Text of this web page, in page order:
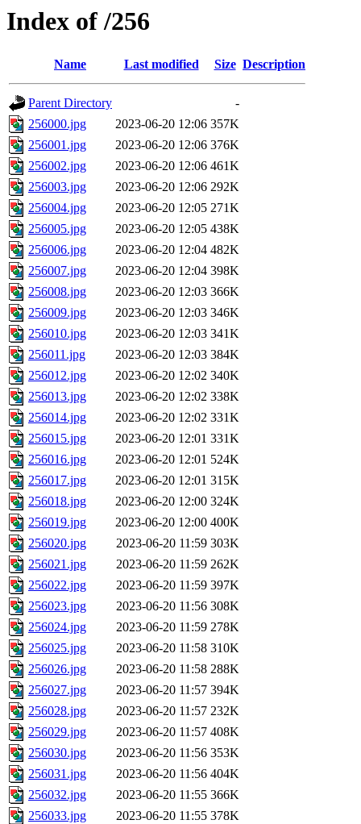
Index of /256
Name Last modified Size Description
Parent Directory
-
256000.jpg
2023-06-20 12:06 357K
256001.jpg
2023-06-20 12:06 376K
256002.jpg
2023-06-20 12:06 461K
256003.jpg
2023-06-20 12:06 292K
256004.jpg
2023-06-20 12:05 271K
256005.jpg
2023-06-20 12:05 438K
256006.jpg
2023-06-20 12:04 482K
256007.jpg
2023-06-20 12:04 398K
256008.jpg
2023-06-20 12:03 366K
256009.jpg
2023-06-20 12:03 346K
256010.jpg
2023-06-20 12:03 341K
256011.jpg
2023-06-20 12:03 384K
256012.jpg
2023-06-20 12:02 340K
256013.jpg
2023-06-20 12:02 338K
256014.jpg
2023-06-20 12:02 331K
256015.jpg
2023-06-20 12:01 331K
256016.jpg
2023-06-20 12:01 524K
256017.jpg
2023-06-20 12:01 315K
256018.jpg
2023-06-20 12:00 324K
256019.jpg
2023-06-20 12:00 400K
256020.jpg
2023-06-20 11:59 303K
256021.jpg
2023-06-20 11:59 262K
256022.jpg
2023-06-20 11:59 397K
256023.jpg
2023-06-20 11:56 308K
256024.jpg
2023-06-20 11:59 278K
256025.jpg
2023-06-20 11:58 310K
256026.jpg
2023-06-20 11:58 288K
256027.jpg
2023-06-20 11:57 394K
256028.jpg
2023-06-20 11:57 232K
256029.jpg
2023-06-20 11:57 408K
256030.jpg
2023-06-20 11:56 353K
256031.jpg
2023-06-20 11:56 404K
256032.jpg
2023-06-20 11:55 366K
256033.jpg
2023-06-20 11:55 378K